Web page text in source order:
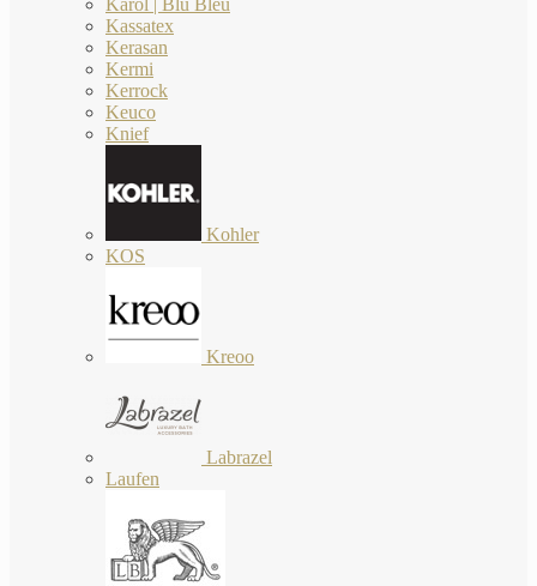
Karol | Blu Bleu
Kassatex
Kerasan
Kermi
Kerrock
Keuco
Knief
Kohler
KOS
Kreoo
Labrazel
Laufen